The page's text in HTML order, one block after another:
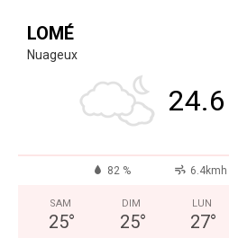
LOMÉ
Nuageux
24.6
82 % 6.4kmh
SAM
25°
DIM
25°
LUN
27°